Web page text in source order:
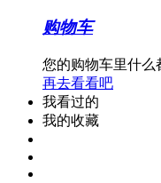
购物车
您的购物车里什么
再去看看吧
我看过的
我的收藏